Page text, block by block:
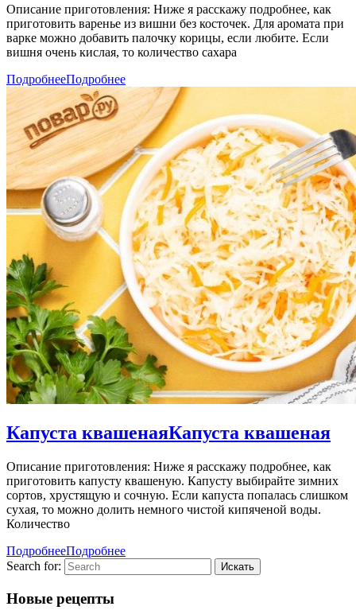
Описание приготовления: Ниже я расскажу подробнее, как
приготовить варенье из вишни без косточек. Для аромата при
варке можно добавить палочку корицы, если любите. Если
вишня очень кислая, то количество сахара
ПодробнееПодробнее
Капуста квашенаяКапуста квашеная
Описание приготовления: Ниже я расскажу подробнее, как
приготовить капусту квашеную. Капусту выбирайте зимних
сортов, хрустящую и сочную. Если капуста попалась слишком
сухая, то можно долить немного чистой кипяченой воды.
Количество
ПодробнееПодробнее
Search for:
Новые рецепты